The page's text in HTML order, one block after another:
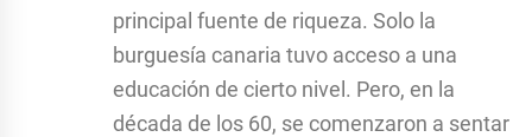
principal fuente de riqueza. Solo la
burguesía canaria tuvo acceso a una
educación de cierto nivel. Pero, en la
década de los 60, se comenzaron a sentar